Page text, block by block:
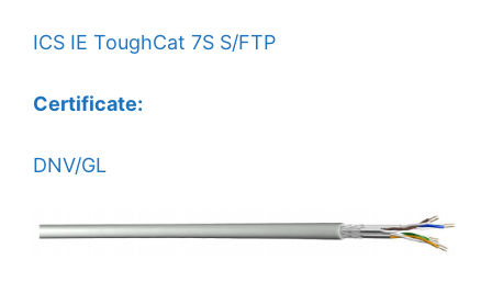
ICS IE ToughCat 7S S/FTP
Certificate:
DNV/GL